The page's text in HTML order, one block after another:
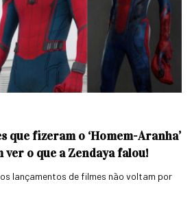
que fizeram o ‘Homem-Aranha’
ver o que a Zendaya falou!
lançamentos de filmes não voltam por